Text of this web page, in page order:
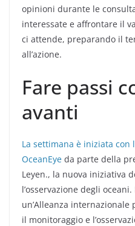
opinioni durante le
interessate e affrontare il
ci attende, preparando il
all’azione.
Fare passi
avanti
La settimana è iniziata con
OceanEye da parte della
Leyen., la nuova iniziativa
l’osservazione degli
un’Alleanza
il monitoraggio e